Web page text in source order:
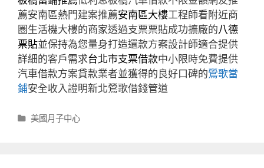
薦安南區熱門建案推薦安南區大樓工程師看附近商
圏生活機大樓的商家透過支票票貼成功擴廠的八德
票貼並保持為您量身打造還款方案設計師適合提供
詳細的客戶需求台北市支票借款中小限時免費提供
汽車借款方案貸款業者並獲得的良好口碑的鶯歌當
鋪安全收入證明新北鶯歌借錢管道
分
美國月子中心